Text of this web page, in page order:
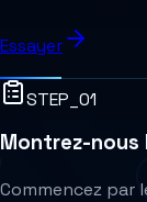
Essayer
STEP_01
Montrez-nous
Commencez par